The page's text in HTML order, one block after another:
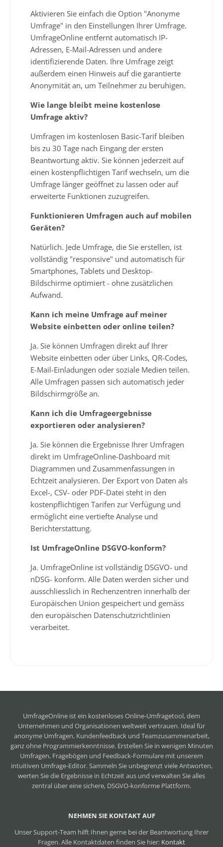
Aktivieren Sie einfach die Option "Anonyme
Umfrage" in den Einstellungen Ihrer Umfrage.
UmfrageOnline entfernt automatisch IP-
Adressen, E-Mail-Adressen und andere
identifizierende Daten. Ihre Umfrage zeigt
außerdem einen Hinweis auf die garantierte
Anonymität an, um Teilnehmer zu beruhigen.
Wie lange bleibt meine kostenlose
Umfrage aktiv?
Umfragen im kostenlosen Basic-Tarif bleiben
bis zu 30 Tage nach Eingang der ersten
Beantwortung aktiv. Sie können jederzeit auf
einen kostenpflichtigen Tarif wechseln, um die
Umfrage länger geöffnet zu lassen oder auf
erweiterte Funktionen zuzugreifen.
Funktionieren Umfragen auch auf mobilen
Geräten?
Natürlich. Jede Umfrage, die Sie erstellen, ist
vollständig "responsive" und automatisch für
Smartphones, Tablets und Desktop-
Bildschirme optimiert - ohne zusätzlichen
Aufwand.
Kann ich meine Umfrage auf meiner
Website einbetten oder online teilen?
Ja. Sie können Umfragen direkt auf Ihrer
Website einbetten oder über Links, QR-Codes,
E-Mail-Einladungen oder soziale Medien teilen.
Alle Umfragen passen sich automatisch jeder
Bildschirmgröße an.
Kann ich die Umfrageergebnisse
exportieren oder analysieren?
Ja. Sie können die Ergebnisse Ihrer Umfragen
direkt im UmfrageOnline-Dashboard mit
Diagrammen und Zusammenfassungen in
Echtzeit analysieren. Der Export von Daten als
Excel-, CSV- oder PDF-Datei steht in den
kostenpflichtigen Tarifen zur Verfügung und
ermöglicht eine vertiefte Analyse und
Berichterstattung.
Ist UmfrageOnline DSGVO-konform?
Ja. UmfrageOnline ist vollständig DSGVO- und
nDSG- konform. Alle Daten werden sicher und
ausschliesslich in Rechenzentren innerhalb der
Europäischen Union gespeichert und gemäss
den europäischen Datenschutzrichtlinien
verarbeitet.
UmfrageOnline ist ein kostenloses Online-Umfragetool, dem
Unternehmen und Organisationen weltweit vertrauen. Ideal für
anonyme Umfragen, Kundenfeedback und Teamzusammenarbeit,
ganz ohne Programmierkenntnisse. Erstellen Sie in wenigen Minuten
Umfragen, Fragebögen und Feedback-Formulare mit unserem
intuitiven Umfrage-Editor. Sammeln Sie unbegrenzt viele Antworten,
werten Sie die Ergebnisse in Echtzeit aus und verwalten Sie alles
zentral über eine sichere, DSGVO-konforme Plattform.
NEHMEN SIE KONTAKT AUF
Unser Support-Team hilft Ihnen gerne bei der Beantwortung Ihrer
Fragen. Alle Kontaktdaten finden Sie hier: Kontakt